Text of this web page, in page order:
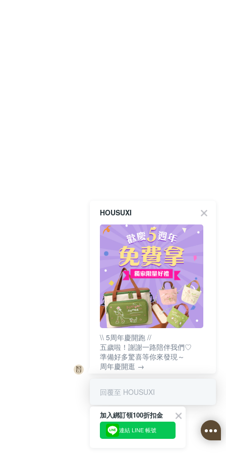
HOUSUXI
\\ 5周年慶開跑 //
五歲啦！謝謝一路陪伴我們♡
準備好多驚喜等你來發現～
周年慶開逛 →
回覆至 HOUSUXI
加入綁訂領100折扣金
連結 LINE 帳號